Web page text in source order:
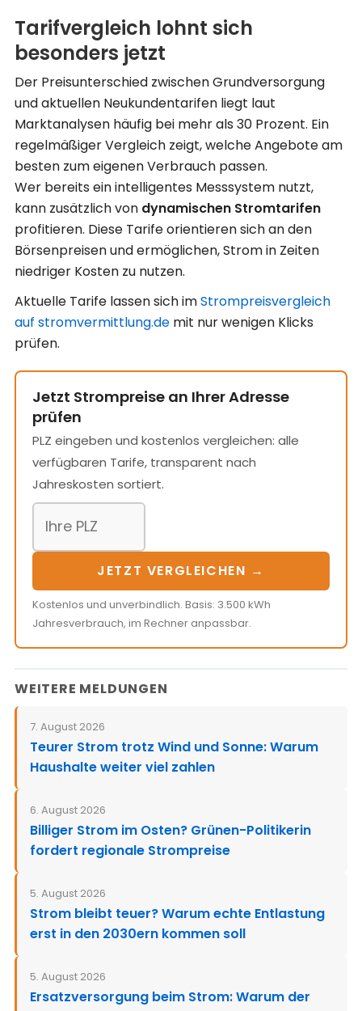
Tarifvergleich lohnt sich
besonders jetzt
Der Preisunterschied zwischen Grundversorgung
und aktuellen Neukundentarifen liegt laut
Marktanalysen häufig bei mehr als 30 Prozent. Ein
regelmäßiger Vergleich zeigt, welche Angebote am
besten zum eigenen Verbrauch passen.
Wer bereits ein intelligentes Messsystem nutzt,
kann zusätzlich von dynamischen Stromtarifen
profitieren. Diese Tarife orientieren sich an den
Börsenpreisen und ermöglichen, Strom in Zeiten
niedriger Kosten zu nutzen.
Aktuelle Tarife lassen sich imStrompreisvergleich
auf stromvermittlung.de mit nur wenigen Klicks
prüfen.
Jetzt Strompreise an Ihrer Adresse
prüfen
PLZ eingeben und kostenlos vergleichen: alle
verfügbaren Tarife, transparent nach
Jahreskosten sortiert.
JETZT VERGLEICHEN →
Kostenlos und unverbindlich. Basis: 3.500 kWh
Jahresverbrauch, im Rechner anpassbar.
WEITERE MELDUNGEN
7. August 2026
Teurer Strom trotz Wind und Sonne: Warum
Haushalte weiter viel zahlen
6. August 2026
Billiger Strom im Osten? Grünen-Politikerin
fordert regionale Strompreise
5. August 2026
Strom bleibt teuer? Warum echte Entlastung
erst in den 2030ern kommen soll
5. August 2026
Ersatzversorgung beim Strom: Warum der